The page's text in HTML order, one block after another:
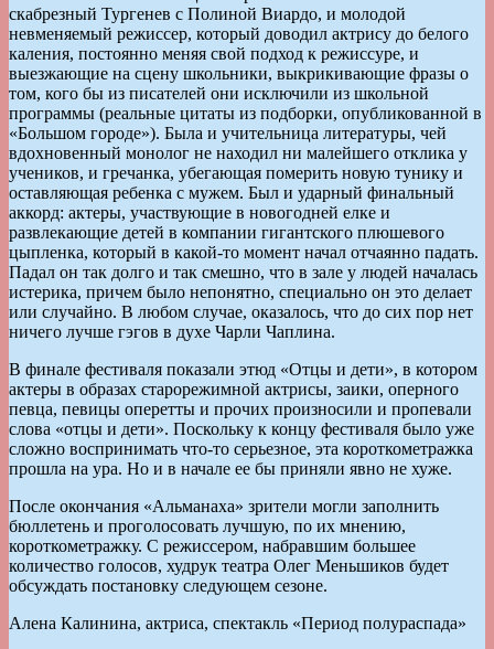
скабрезный Тургенев с Полиной Виардо, и молодой
невменяемый режиссер, который доводил актрису до белого
каления, постоянно меняя свой подход к режиссуре, и
выезжающие на сцену школьники, выкрикивающие фразы о
том, кого бы из писателей они исключили из школьной
программы (реальные цитаты из подборки, опубликованной в
«Большом городе»). Была и учительница литературы, чей
вдохновенный монолог не находил ни малейшего отклика у
учеников, и гречанка, убегающая померить новую тунику и
оставляющая ребенка с мужем. Был и ударный финальный
аккорд: актеры, участвующие в новогодней елке и
развлекающие детей в компании гигантского плюшевого
цыпленка, который в какой-то момент начал отчаянно падать.
Падал он так долго и так смешно, что в зале у людей началась
истерика, причем было непонятно, специально он это делает
или случайно. В любом случае, оказалось, что до сих пор нет
ничего лучше гэгов в духе Чарли Чаплина.
В финале фестиваля показали этюд «Отцы и дети», в котором
актеры в образах старорежимной актрисы, заики, оперного
певца, певицы оперетты и прочих произносили и пропевали
слова «отцы и дети». Поскольку к концу фестиваля было уже
сложно воспринимать что-то серьезное, эта короткометражка
прошла на ура. Но и в начале ее бы приняли явно не хуже.
После окончания «Альманаха» зрители могли заполнить
бюллетень и проголосовать лучшую, по их мнению,
короткометражку. С режиссером, набравшим большее
количество голосов, худрук театра Олег Меньшиков будет
обсуждать постановку следующем сезоне.
Алена Калинина, актриса, спектакль «Период полураспада»